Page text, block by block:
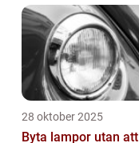
28 oktober 2025
Byta lampor utan att